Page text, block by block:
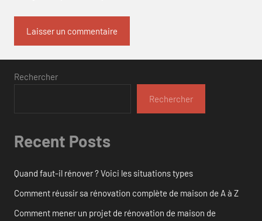
Rechercher
Rechercher
Recent Posts
Quand faut-il rénover ? Voici les situations types
Comment réussir sa rénovation complète de maison de A à Z
Comment mener un projet de rénovation de maison de